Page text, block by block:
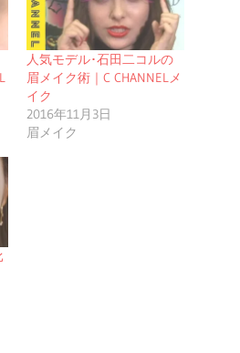
人気モデル･石田二コルの
眉メイク術｜C CHANNELメ
イク
2016年11月3日
眉メイク